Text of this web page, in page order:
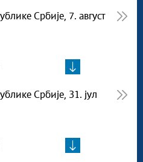
Србије, 7. август
Србије, 31. јул